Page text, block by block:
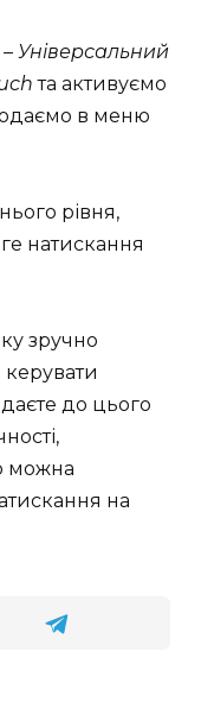
Універсальний
та активуємо
в меню
рівня,
натискання
зручно
до цього
можна
на